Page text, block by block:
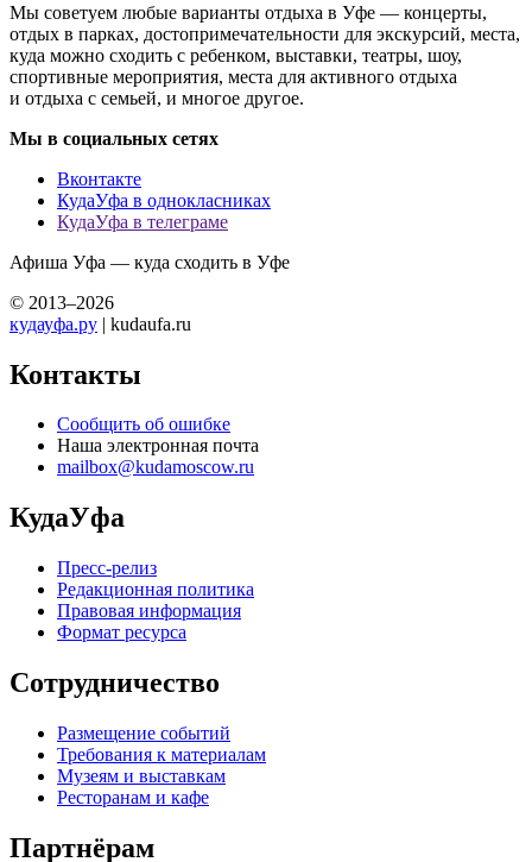
Мы советуем любые варианты отдыха в Уфе — концерты,
отдых в парках, достопримечательности для экскурсий, места,
куда можно сходить с ребенком, выставки, театры, шоу,
спортивные мероприятия, места для активного отдыха
и отдыха с семьей, и многое другое.
Мы в социальных сетях
Вконтакте
КудаУфа в однокласниках
КудаУфа в телеграме
Афиша Уфа — куда сходить в Уфе
© 2013–2026
кудауфа.ру | kudaufa.ru
Контакты
Сообщить об ошибке
Наша электронная почта
mailbox@kudamoscow.ru
КудаУфа
Пресс-релиз
Редакционная политика
Правовая информация
Формат ресурса
Сотрудничество
Размещение событий
Требования к материалам
Музеям и выставкам
Ресторанам и кафе
Партнёрам